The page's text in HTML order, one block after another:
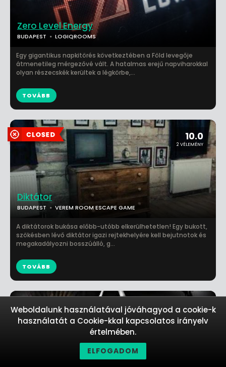
Zero Level Energy
BUDAPEST LOGIQROOMS
Egy gigantikus napkitörés következtében a Föld levegője
átmenetileg mérgezővé vált. A hatalmas erejű napviharokkal
olyan részecskék kerültek a légkörbe,...
TOVÁBB
10.0
2 VÉLEMÉNY
Diktátor
BUDAPEST VEREM ROOM ESCAPE GAME
A diktátorok bukása előbb-utóbb elkerülhetetlen! Egy bukott,
szökésben lévő diktátor igazi rejtekhelyére kell bejutnotok és
megakadályozni bosszúálló, g...
TOVÁBB
Weboldalunk használatával jóváhagyod a cookie-k
használatát a Cookie-kkal kapcsolatos irányelv
értelmében.
ELFOGADOM